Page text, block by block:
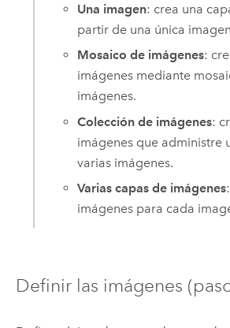
Una imagen: crea una
partir de una única
Mosaico de imágenes:
imágenes mediante
imágenes.
Colección de imágenes:
imágenes que administre
varias imágenes.
Varias capas de imágenes
imágenes para cada
Definir las imágenes